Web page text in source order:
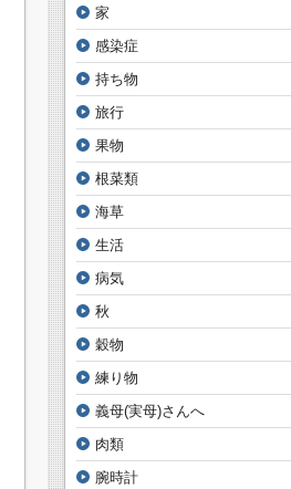
家
感染症
持ち物
旅行
果物
根菜類
海草
生活
病気
秋
穀物
練り物
義母(実母)さんへ
肉類
腕時計